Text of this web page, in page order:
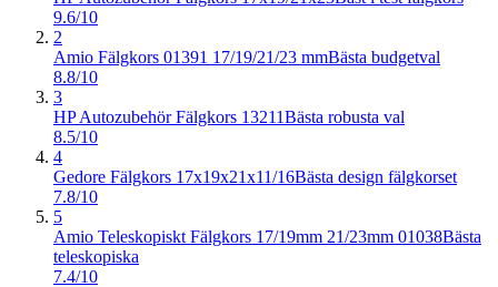
9.6/10
2
Amio Fälgkors 01391 17/19/21/23 mmBästa budgetval
8.8/10
3
HP Autozubehör Fälgkors 13211Bästa robusta val
8.5/10
4
Gedore Fälgkors 17x19x21x11/16Bästa design fälgkorset
7.8/10
5
Amio Teleskopiskt Fälgkors 17/19mm 21/23mm 01038Bästa
teleskopiska
7.4/10